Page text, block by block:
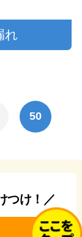
れ
50
つけ！／